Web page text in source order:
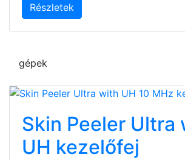
Részletek
gépek
Skin Peeler Ultra
UH kezelőfej